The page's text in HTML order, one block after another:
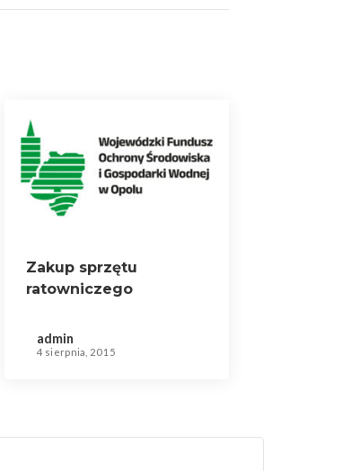
Zakup sprzętu
ratowniczego
admin
4 sierpnia, 2015